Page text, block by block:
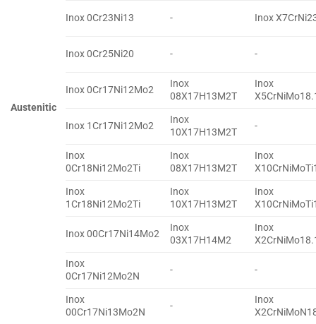
Austenitic
Inox 0Cr23Ni13 - Inox
Inox 0Cr25Ni20 - -
Inox 0Cr17Ni12Mo2
Inox
08X17H13M2T
Inox
Inox 1Cr17Ni12Mo2
Inox
10X17H13M2T
-
Inox
0Cr18Ni12Mo2Ti
Inox
08X17H13M2T
Inox
Inox
1Cr18Ni12Mo2Ti
Inox
10X17H13M2T
Inox
Inox 00Cr17Ni14Mo2
Inox
03X17H14M2
Inox
Inox
0Cr17Ni12Mo2N
- -
Inox
00Cr17Ni13Mo2N
-
Inox